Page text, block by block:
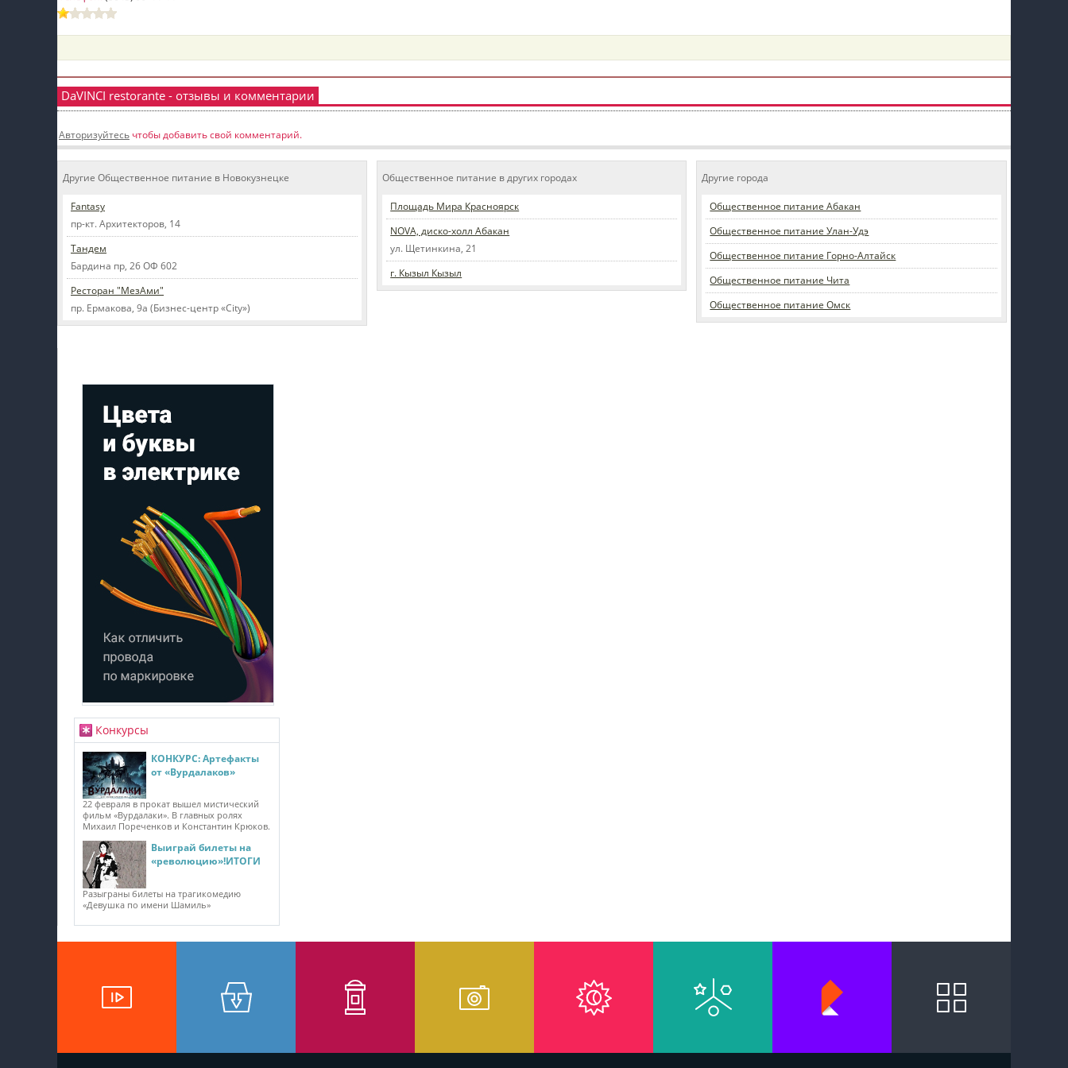
пїЅпїЅпїЅ
пїЅпїЅпїЅ
пїЅпїЅпїЅпїЅпїЅпїЅпїЅпїЅпїЅ
пїЅпїЅпїЅ пїЅпїЅпїЅпїЅпїЅ
пїЅпїЅпїЅпїЅпїЅпїЅпїЅпїЅпїЅпїЅ
DaVINCI restorante - отзывы и комментарии
Авторизуйтесь чтобы добавить свой комментарий.
Другие Общественное питание в Новокузнецке
Fantasy
пр-кт. Архитекторов, 14
Тандем
Бардина пр, 26 ОФ 602
Ресторан "МезАми"
пр. Ермакова, 9а (Бизнес-центр «City»)
Общественное питание в других городах
Площадь Мира Красноярск
NOVA, диско-холл Абакан
ул. Щетинкина, 21
г. Кызыл Кызыл
Другие города
Общественное питание Абакан
Общественное питание Улан-Удэ
Общественное питание Горно-Алтайск
Общественное питание Чита
Общественное питание Омск
Конкурсы
КОНКУРС: Артефакты
от «Вурдалаков»
22 февраля в прокат вышел мистический
фильм «Вурдалаки». В главных ролях
Михаил Пореченков и Константин Крюков.
Выиграй билеты на
«революцию»!ИТОГИ
Разыграны билеты на трагикомедию
«Девушка по имени Шамиль»